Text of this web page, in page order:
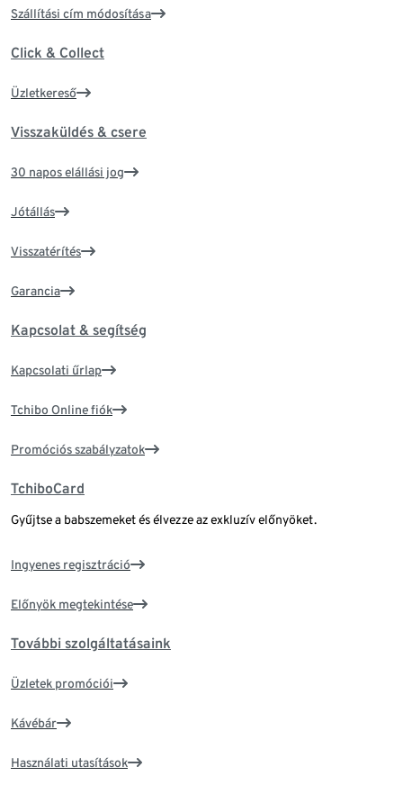
Szállítási cím módosítása
Click & Collect
Üzletkereső
Visszaküldés & csere
30 napos elállási jog
Jótállás
Visszatérítés
Garancia
Kapcsolat & segítség
Kapcsolati űrlap
Tchibo Online fiók
Promóciós szabályzatok
TchiboCard
Gyűjtse a babszemeket és élvezze az exkluzív előnyöket.
Ingyenes regisztráció
Előnyök megtekintése
További szolgáltatásaink
Üzletek promóciói
Kávébár
Használati utasítások